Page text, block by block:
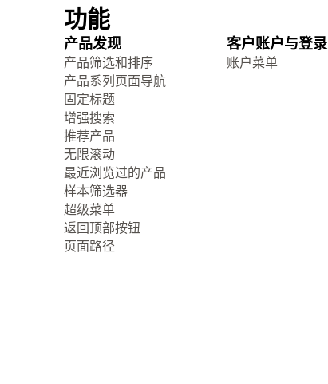
功能
产品发现
产品筛选和排序
产品系列页面导航
固定标题
增强搜索
推荐产品
无限滚动
最近浏览过的产品
样本筛选器
超级菜单
返回顶部按钮
页面路径
客户账户与登录
账户菜单